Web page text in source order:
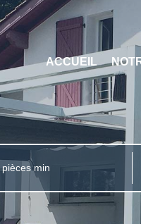
ACCUEIL